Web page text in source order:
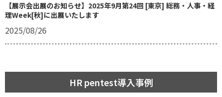
【展示会出展のお知らせ】2025年9月第24回 [東京] 総務・人事・経
理Week[秋]に出展いたします
2025/08/26
HR pentest導入事例